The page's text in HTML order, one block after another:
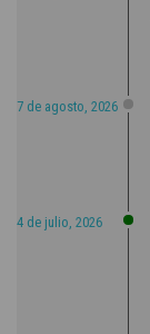
7 de agosto, 2026
4 de julio, 2026